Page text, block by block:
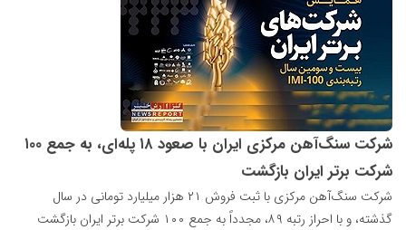
شرکت سنگ‌آهن مرکزی ایران با صعود ۱۸ پله‌ای، به جمع ۱۰۰
شرکت برتر ایران بازگشت
شرکت سنگ‌آهن مرکزی با ثبت فروش ۲۱ هزار میلیارد تومانی در سال
گذشته، و با احراز رتبه ۸۹، مجدداً به جمع ۱۰۰ شرکت برتر ایران بازگشت